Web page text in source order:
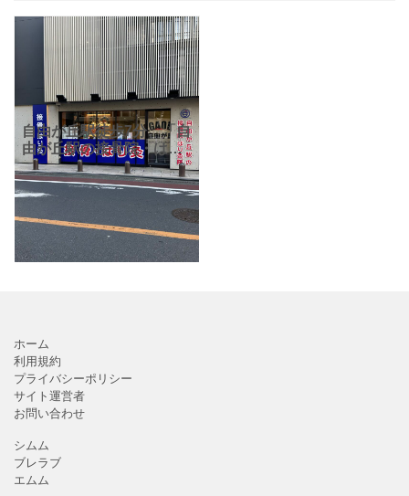
自由が丘駅徒歩7分、「自
由が丘駅の接骨院・はり
灸院」。その場限りの治
療ではなく、根本治療痛
みの原因を見つけ出し、
痛みが出ない身体作りを
目指しているそうです。
施
ホーム
利用規約
プライバシーポリシー
サイト運営者
お問い合わせ
シムム
ブレラブ
エムム